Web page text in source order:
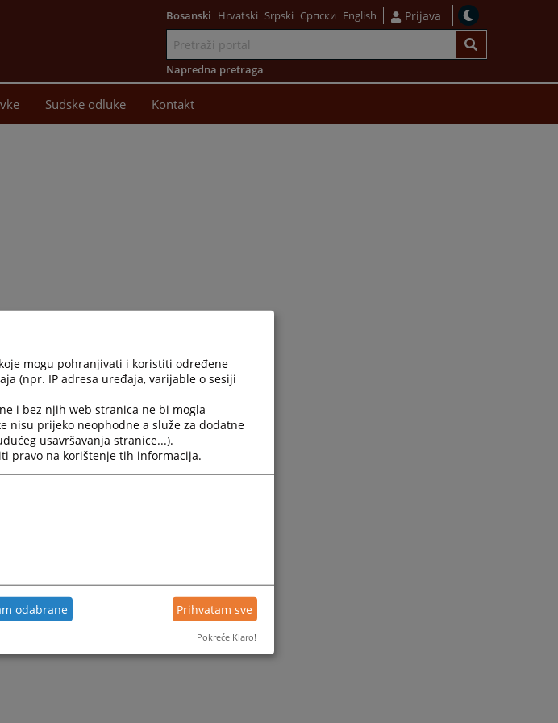
Bosanski Hrvatski Srpski Српски English Prijava
Napredna pretraga
Sudske odluke Kontakt
mogu pohranjivati i koristiti određene
(npr. IP adresa uređaja, varijable o sesiji
i bez njih web stranica ne bi mogla
nisu prijeko neophodne a služe za dodatne
usavršavanja stranice...).
pravo na korištenje tih informacija.
odabrane Prihvatam sve
Pokreće Klaro!